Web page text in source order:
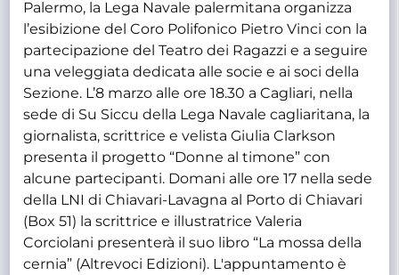
Palermo, la Lega Navale palermitana organizza
l’esibizione del Coro Polifonico Pietro Vinci con la
partecipazione del Teatro dei Ragazzi e a seguire
una veleggiata dedicata alle socie e ai soci della
Sezione. L’8 marzo alle ore 18.30 a Cagliari, nella
sede di Su Siccu della Lega Navale cagliaritana, la
giornalista, scrittrice e velista Giulia Clarkson
presenta il progetto “Donne al timone” con
alcune partecipanti. Domani alle ore 17 nella sede
della LNI di Chiavari-Lavagna al Porto di Chiavari
(Box 51) la scrittrice e illustratrice Valeria
Corciolani presenterà il suo libro “La mossa della
cernia” (Altrevoci Edizioni). L'appuntamento è